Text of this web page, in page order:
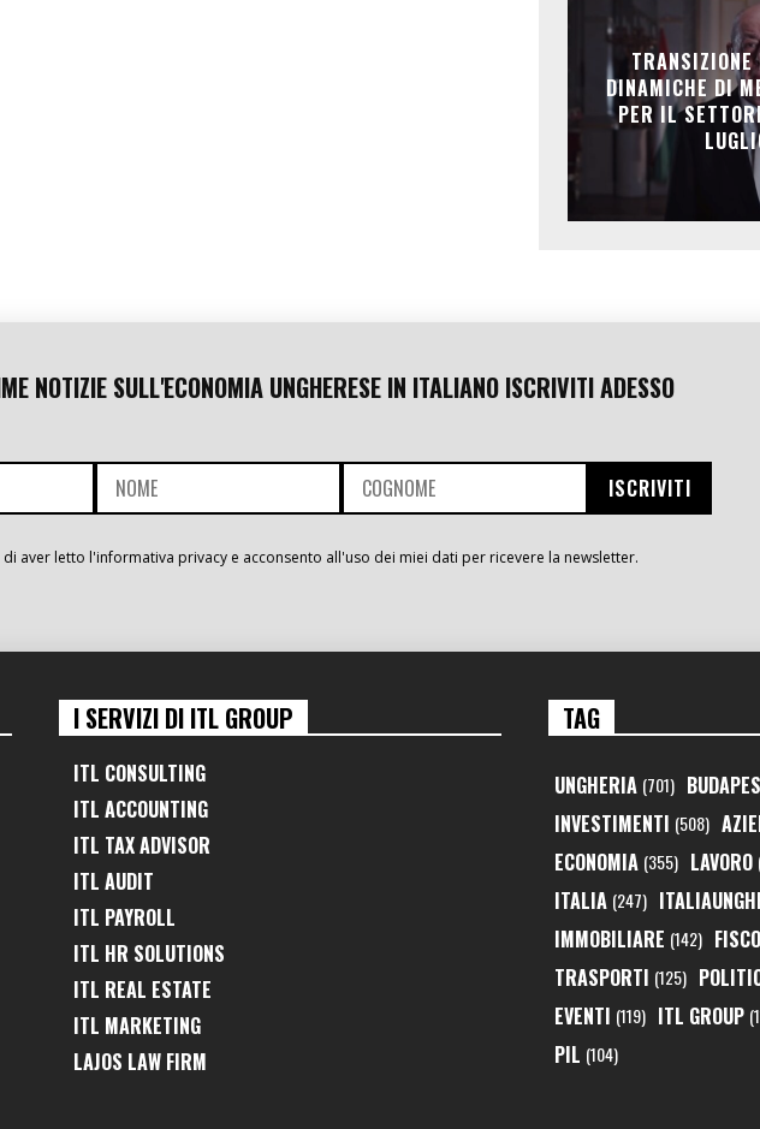
DINAMICHE DI
PER IL
NOTIZIE SULL'ECONOMIA UNGHERESE IN ITALIANO ISCRIVITI ADESSO
di aver letto l'informativa privacy e acconsento all'uso dei miei dati per ricevere la newsletter.
I SERVIZI DI ITL GROUP
ITL CONSULTING
ITL ACCOUNTING
ITL TAX ADVISOR
ITL AUDIT
ITL PAYROLL
ITL HR SOLUTIONS
ITL REAL ESTATE
ITL MARKETING
LAJOS LAW FIRM
TAG
UNGHERIA (701)
INVESTIMENTI (508)
ECONOMIA (355) LAVORO
ITALIA (247)
IMMOBILIARE (142) FISCO
TRASPORTI (125)
EVENTI (119) ITL GROUP
PIL (104)